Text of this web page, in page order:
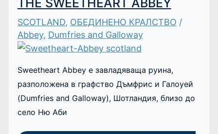
SCOTLAND, ОБЕДИНЕНО КРАЛСТВО /
Abbey, Dumfries and Galloway
Sweetheart Abbey е завладяваща руина,
разположена в графство Дъмфрис и Галоуей
(Dumfries and Galloway), Шотландия, близо до
село Ню Аби